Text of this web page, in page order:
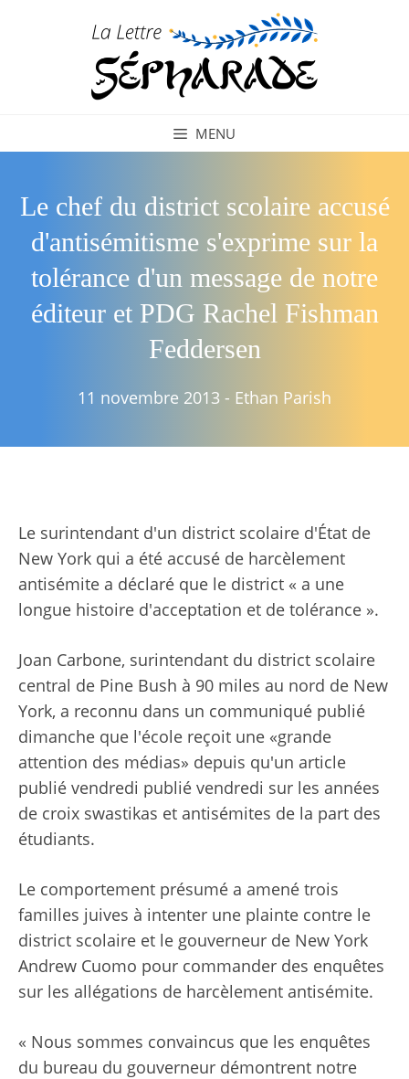
MENU
Le chef du district scolaire accusé
d'antisémitisme s'exprime sur la
tolérance d'un message de notre
éditeur et PDG Rachel Fishman
Feddersen
11 novembre 2013 - Ethan Parish
Le surintendant d'un district scolaire d'État de
New York qui a été accusé de harcèlement
antisémite a déclaré que le district « a une
longue histoire d'acceptation et de tolérance ».
Joan Carbone, surintendant du district scolaire
central de Pine Bush à 90 miles au nord de New
York, a reconnu dans un communiqué publié
dimanche que l'école reçoit une «grande
attention des médias» depuis qu'un article
publié vendredi publié vendredi sur les années
de croix swastikas et antisémites de la part des
étudiants.
Le comportement présumé a amené trois
familles juives à intenter une plainte contre le
district scolaire et le gouverneur de New York
Andrew Cuomo pour commander des enquêtes
sur les allégations de harcèlement antisémite.
« Nous sommes convaincus que les enquêtes
du bureau du gouverneur démontrent notre